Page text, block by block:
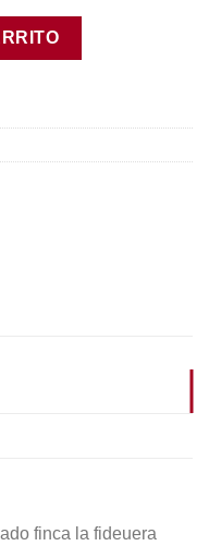
Finca La Fideuera
finca la fideuera